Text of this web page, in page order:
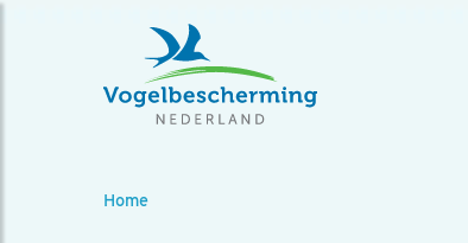
Home